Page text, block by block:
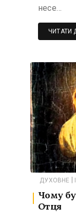
несе…
ЧИТАТИ
ДУХОВНЕ
Чому
Отця